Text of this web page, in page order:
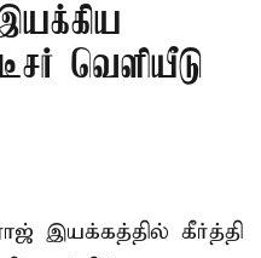
வெளியீடு
இயக்கத்தில் கீர்த்தி